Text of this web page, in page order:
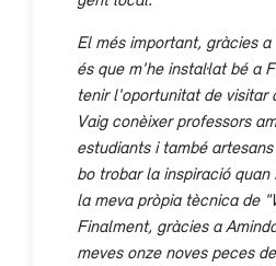
El més important, gràcies
és que m'he instal·lat bé a
tenir l'oportunitat de visitar
Vaig conèixer professors
estudiants i també
bo trobar la inspiració
la meva pròpia tècnica de
Finalment, gràcies a
meves onze noves peces